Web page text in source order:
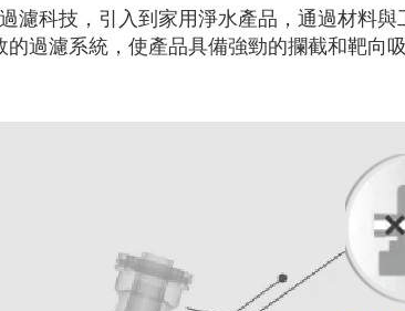
濾科技，引入到家用淨水產品，通過材料
過濾系統，使產品具備強勁的攔截和靶向